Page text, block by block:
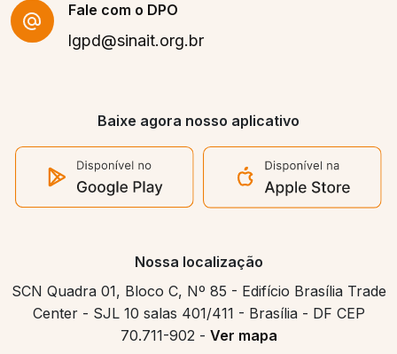
Fale com o DPO
lgpd@sinait.org.br
Baixe agora nosso aplicativo
Nossa localização
SCN Quadra 01, Bloco C, Nº 85 - Edifício Brasília Trade
Center - SJL 10 salas 401/411 - Brasília - DF CEP
70.711-902 - Ver mapa